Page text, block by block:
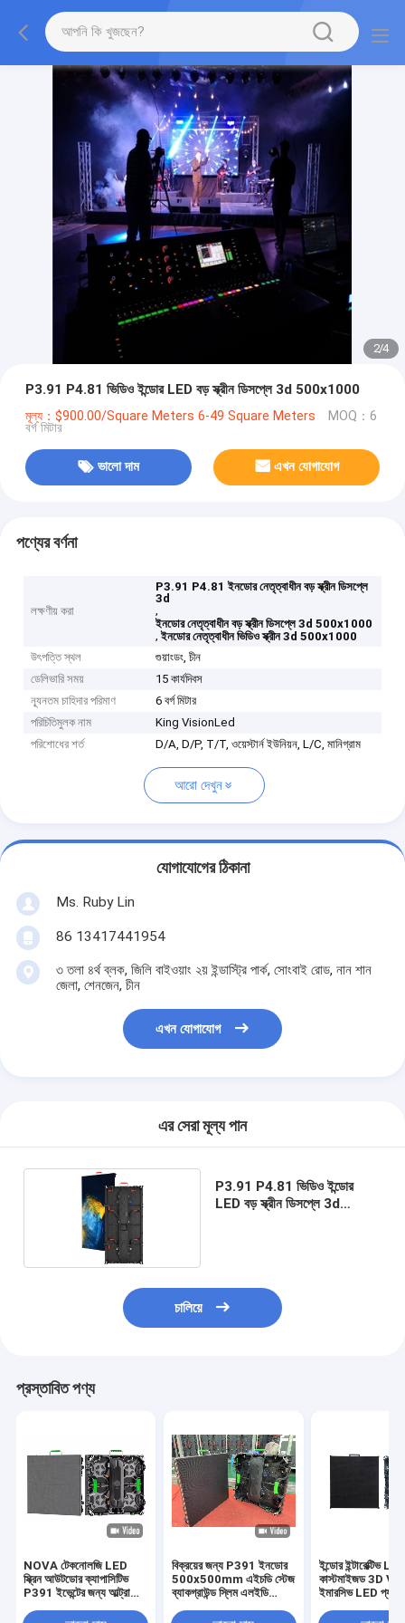
2/4
P3.91 P4.81 ভিডিও ইন্ডোর LED বড় স্ক্রীন ডিসপ্লে 3d 500x1000
মূল্য：$900.00/Square Meters 6-49 Square Meters MOQ：6
বর্গ মিটার
ভালো দাম এখন যোগাযোগ
পণ্যের বর্ণনা
লক্ষণীয় করা
P3.91 P4.81 ইনডোর নেতৃত্বাধীন বড় স্ক্রীন ডিসপ্লে
3d
,
ইনডোর নেতৃত্বাধীন বড় স্ক্রীন ডিসপ্লে 3d 500x1000
,ইনডোর নেতৃত্বাধীন ভিডিও স্ক্রীন 3d 500x1000
উৎপত্তি স্থল
গুয়াংডং, চীন
ডেলিভারি সময়
15 কার্যদিবস
ন্যূনতম চাহিদার পরিমাণ
6 বর্গ মিটার
পরিচিতিমুলক নাম
King VisionLed
পরিশোধের শর্ত
D/A, D/P, T/T, ওয়েস্টার্ন ইউনিয়ন, L/C, মানিগ্রাম
আরো দেখুন
যোগাযোগের ঠিকানা
Ms. Ruby Lin
86 13417441954
৩ তলা ৪র্থ ব্লক, জিলি বাইওয়াং ২য় ইন্ডাস্ট্রি পার্ক, সোংবাই রোড, নান শান
জেলা, শেনজেন, চীন
এখন যোগাযোগ
এর সেরা মূল্য পান
P3.91 P4.81 ভিডিও ইন্ডোর
LED বড় স্ক্রীন ডিসপ্লে 3d
চালিয়ে
প্রস্তাবিত পণ্য
NOVA টেকনোলজি LED
স্ক্রিন আউটডোর ক্যাপাসিটিভ
P391 ইভেন্টের জন্য আল্ট্রা
ড্রপ
বিক্রয়ের জন্য P391 ইনডোর
500x500mm এইচডি স্টেজ
ব্যাকগ্রাউন্ড স্লিম এলইডি
ভিডিও ওয়াল প্যানেল স্ক্রিন
ইন্ডোর ইন্টারেক্টিভ
কাস্টমাইজড 3D
ইমারসিভ LED